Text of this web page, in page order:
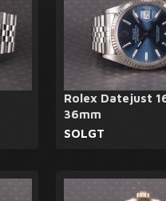
Rolex Datejust
36mm
SOLGT